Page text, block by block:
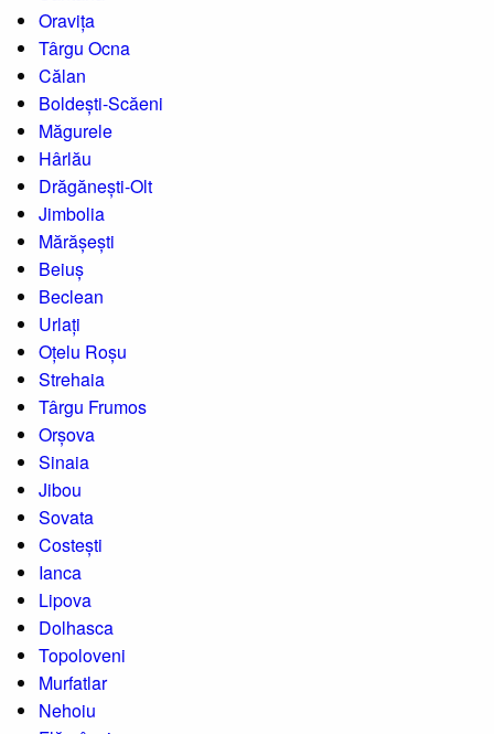
Oravița
Târgu Ocna
Călan
Boldești-Scăeni
Măgurele
Hârlău
Drăgănești-Olt
Jimbolia
Mărășești
Beiuș
Beclean
Urlați
Oțelu Roșu
Strehaia
Târgu Frumos
Orșova
Sinaia
Jibou
Sovata
Costești
Ianca
Lipova
Dolhasca
Topoloveni
Murfatlar
Nehoiu